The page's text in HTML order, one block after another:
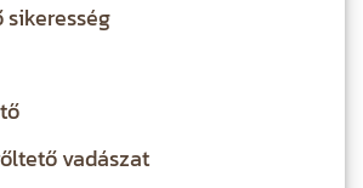
vadászat